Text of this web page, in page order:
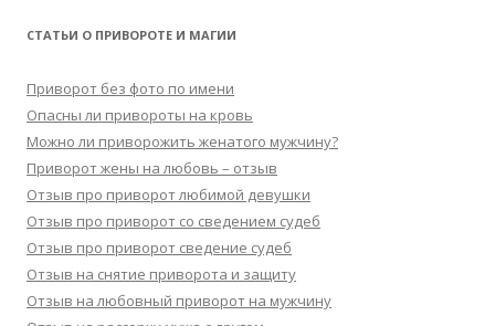
СТАТЬИ О ПРИВОРОТЕ И МАГИИ
Приворот без фото по имени
Опасны ли привороты на кровь
Можно ли приворожить женатого мужчину?
Приворот жены на любовь – отзыв
Отзыв про приворот любимой девушки
Отзыв про приворот со сведением судеб
Отзыв про приворот сведение судеб
Отзыв на снятие приворота и защиту
Отзыв на любовный приворот на мужчину